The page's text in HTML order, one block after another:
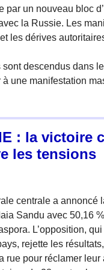
par un nouveau bloc
la Russie. Les
les dérives
descendus dans
une manifestation
: la victoire
les tensions
centrale a annoncé
Sandu avec 50,16
L’opposition,
rejette les
rue pour réclamer leur